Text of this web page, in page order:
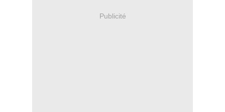
Publicité